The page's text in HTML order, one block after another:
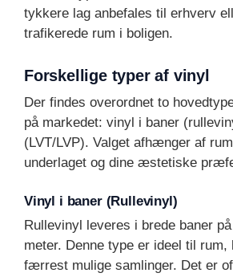
tykkere lag anbefales til erhverv
trafikerede rum i boligen.
Forskellige typer af vinyl
Der findes overordnet to
på markedet: vinyl i baner
(LVT/LVP). Valget afhænger af
underlaget og dine æstetiske
Vinyl i baner (Rullevinyl)
Rullevinyl leveres i brede baner
meter. Denne type er ideel til
færrest mulige samlinger. Det er